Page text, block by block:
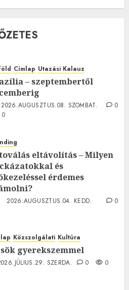
Címlap Utazási Kalauz
– szeptembertől
2026.AUGUSZTUS.08. SZOMBAT.
0
0
eltávolítás – Milyen
és
érdemes
2026.AUGUSZTUS.04. KEDD.
0
Közszolgálati Kultúra
gyerekszemmel
SZERDA. 0 0